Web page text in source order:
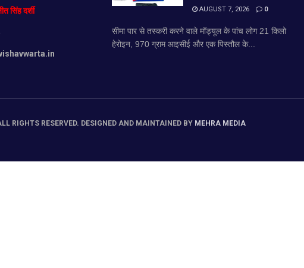
सिंहदर्शी AUGUST 7, 2026 0
सीमा पार से तस्करी करने वाले मॉड्यूल के पांच लोग 21 किलो
हेरोइन, 970 ग्राम आइसीई और एक पिस्तौल के...
RIGHTS RESERVED. DESIGNED AND MAINTAINED BY MEHRA MEDIA